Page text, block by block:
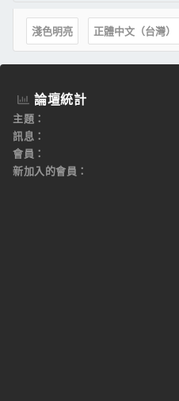
淺色明亮 正體中文（台灣）
論壇統計
主題
訊息
會員
新加入的會員